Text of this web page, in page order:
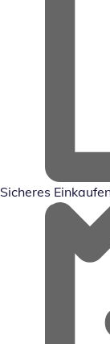
Sicheres